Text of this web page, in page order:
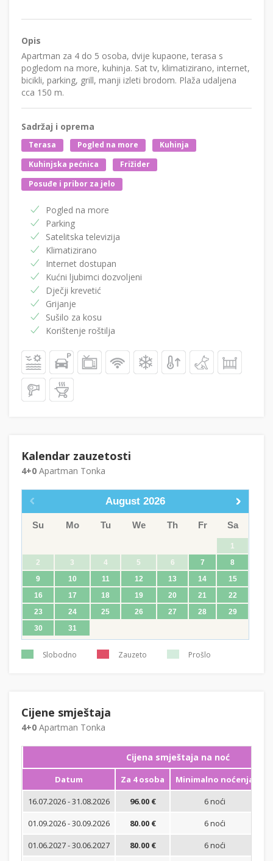
Opis
Apartman za 4 do 5 osoba, dvije kupaone, terasa s
pogledom na more, kuhinja. Sat tv, klimatizirano, internet,
bicikli, parking, grill, manji izleti brodom. Plaža udaljena
cca 150 m.
Sadržaj i oprema
Terasa Pogled na more
Kuhinja
Kuhinjska pećnica
Frižider
Posuđe i pribor za jelo
Pogled na more
Parking
Satelitska televizija
Klimatizirano
Internet dostupan
Kućni ljubimci dozvoljeni
Dječji krevetić
Grijanje
Sušilo za kosu
Korištenje roštilja
Kalendar zauzetosti
4+0 Apartman Tonka
August 2026
Su Mo Tu We Th Fr Sa
1
2
3 4 5 6 7
8
9
10 11 12 13 14
15
16
17 18 19 20 21
22
23
24 25 26 27 28
29
30
31
Slobodno Zauzeto Prošlo
Cijene smještaja
4+0 Apartman Tonka
Cijena smještaja na noć
Datum Za 4 osoba
Minimalno noćenja
16.07.2026 - 31.08.2026
96.00 € 6 noći
01.09.2026 - 30.09.2026
80.00 € 6 noći
01.06.2027 - 30.06.2027
80.00 € 6 noći